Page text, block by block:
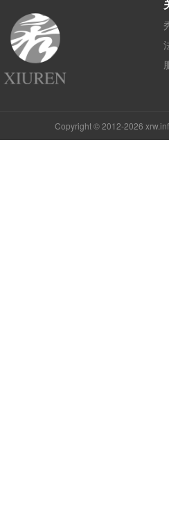
Copyright © 2012-2026